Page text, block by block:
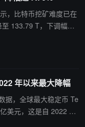
低抛压节奏。
，比特币挖矿难度已在
133.79 T，下调幅度
计还将进一步下调。
年以来最大降幅
据，全球最大稳定币 Te
美元，这是自 2022 年